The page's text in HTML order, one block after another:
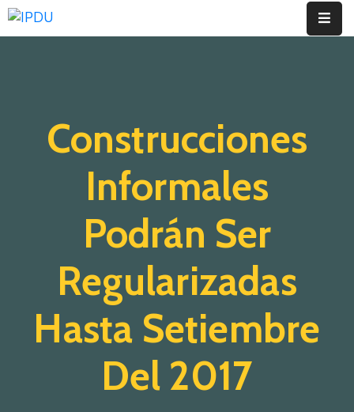
Somos
Zonificación
Construcciones
Informales
Podrán Ser
Regularizadas
Hasta Setiembre
Del 2017